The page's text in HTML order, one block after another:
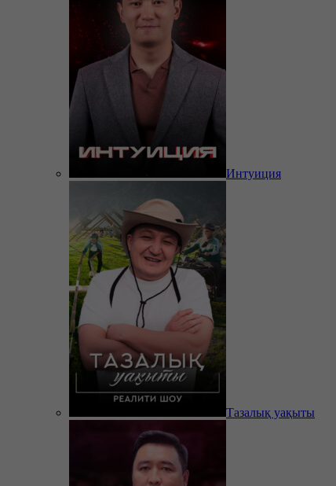
Интуиция
Тазалық уақыты